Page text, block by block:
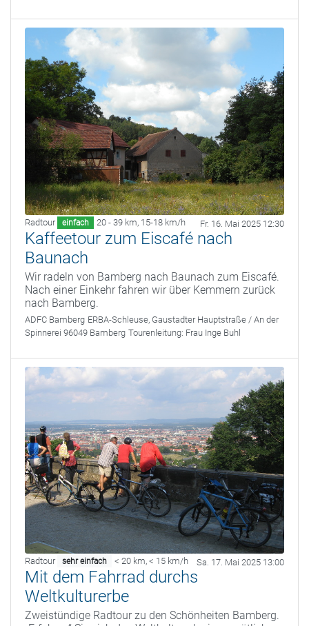
Radtour einfach 20 - 39 km, 15-18 km/h Fr. 16. Mai 2025 12:30
Kaffeetour zum Eiscafé nach
Baunach
Wir radeln von Bamberg nach Baunach zum Eiscafé.
Nach einer Einkehr fahren wir über Kemmern zurück
nach Bamberg.
ADFC Bamberg ERBA-Schleuse, Gaustadter Hauptstraße / An der
Spinnerei 96049 Bamberg Tourenleitung: Frau Inge Buhl
Radtour sehr einfach < 20 km, < 15 km/h Sa. 17. Mai 2025 13:00
Mit dem Fahrrad durchs
Weltkulturerbe
Zweistündige Radtour zu den Schönheiten Bamberg.